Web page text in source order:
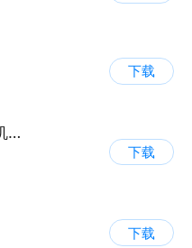
下载
省省司机-拉货司机招募
下载
下载